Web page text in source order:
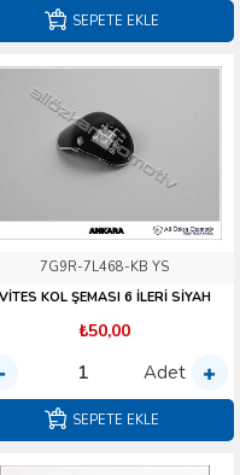
SEPETE EKLE
7G9R-7L468-KB YS
VİTES KOL ŞEMASI 6 İLERİ SİYAH
₺50,00
Adet
SEPETE EKLE